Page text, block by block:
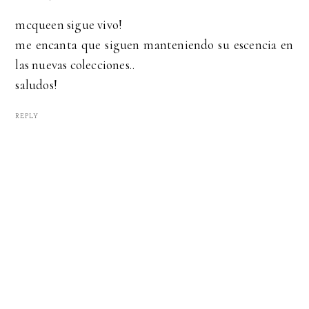
mcqueen sigue vivo!
me encanta que siguen manteniendo su escencia en
las nuevas colecciones..
saludos!
REPLY